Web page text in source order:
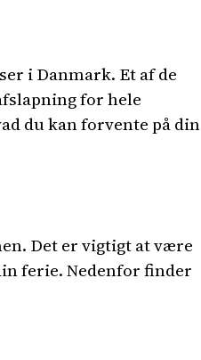
i Danmark. Et af de
for hele
du kan forvente på din
Det er vigtigt at være
ferie. Nedenfor finder